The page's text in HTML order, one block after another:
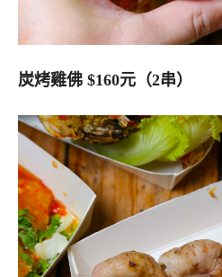
炭烤雞佛 $160元（2串）